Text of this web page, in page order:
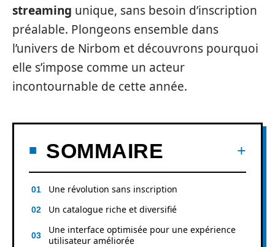
streaming unique, sans besoin d’inscription
préalable. Plongeons ensemble dans
l’univers de Nirbom et découvrons pourquoi
elle s’impose comme un acteur
incontournable de cette année.
SOMMAIRE
Une révolution sans inscription
Un catalogue riche et diversifié
Une interface optimisée pour une expérience
utilisateur améliorée